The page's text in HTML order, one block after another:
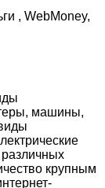
, WebMoney,
машины,
крупным